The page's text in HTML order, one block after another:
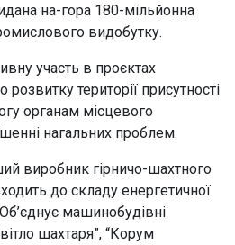
на-гора 180-мільйонна
видобутку.
участь в проєктах
території присутності
органам місцевого
нагальних проблем.
виробник гірничо-шахтного
до складу енергетичної
машинобудівні
шахтаря”, “Корум